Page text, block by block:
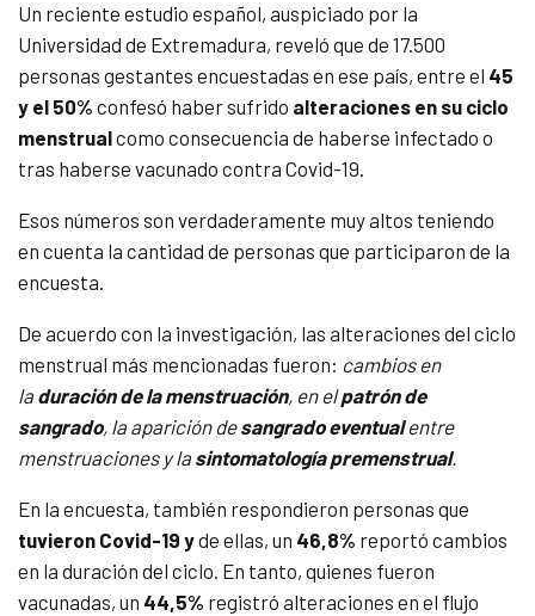
Un reciente estudio español, auspiciado por la
Universidad de Extremadura, reveló que de 17.500
personas gestantes encuestadas en ese país, entre el 45
y el 50% confesó haber sufrido alteraciones en su ciclo
menstrualcomo consecuencia de haberse infectado o
tras haberse vacunado contra Covid-19.
Esos números son verdaderamente muy altos teniendo
en cuenta la cantidad de personas que participaron de la
encuesta.
De acuerdo con la investigación, las alteraciones del ciclo
menstrual más mencionadas fueron: cambios en
la duración de la menstruación, en elpatrón de
sangrado, la aparición desangrado eventualentre
menstruaciones y la sintomatología premenstrual.
En la encuesta, también respondieron personas que
tuvieron Covid-19 yde ellas, un 46,8% reportó cambios
en la duración del ciclo. En tanto, quienes fueron
vacunadas, un 44,5% registró alteraciones en el flujo